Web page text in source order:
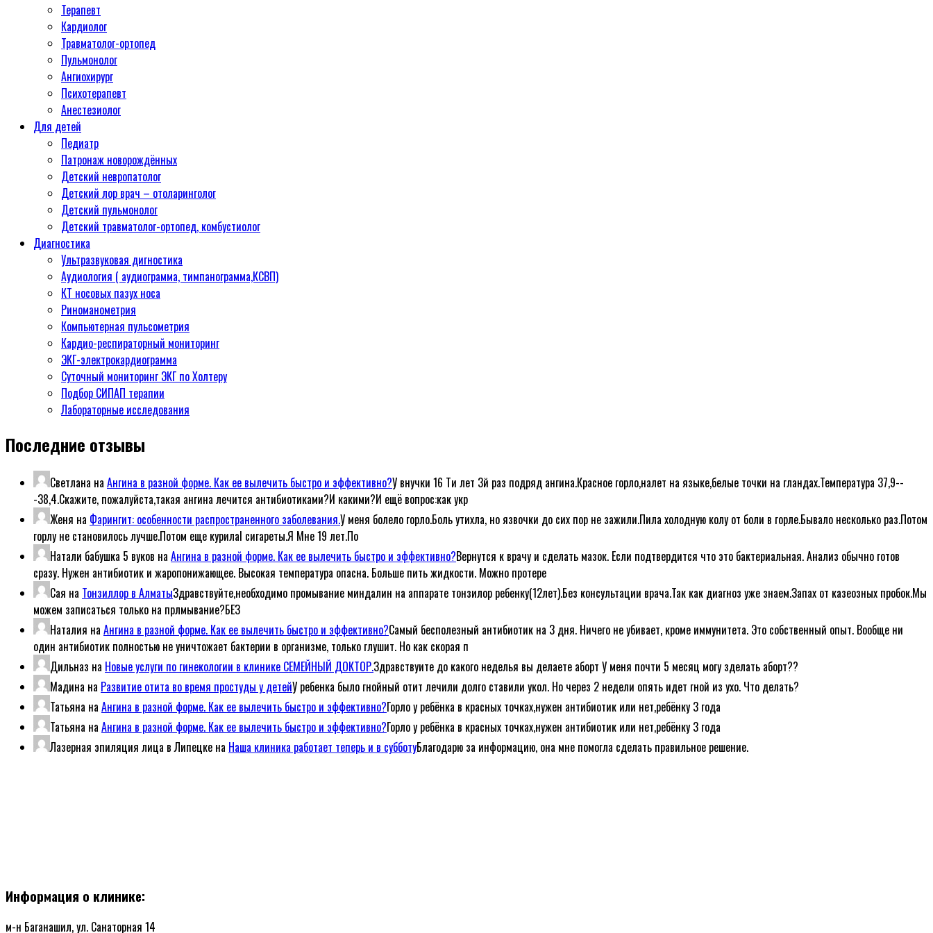
Терапевт
Кардиолог
Травматолог-ортопед
Пульмонолог
Ангиохирург
Психотерапевт
Aнестезиолог
Для детей
Педиатр
Патронаж новорождённых
Детский невропатолог
Детский лор врач – отоларинголог
Детский пульмонолог
Детский травматолог-ортопед, комбустиолог
Диагностика
Ультразвуковая дигностика
Аудиология ( аудиограмма, тимпанограмма,КСВП)
КТ носовых пазух носа
Риноманометрия
Компьютерная пульсометрия
Кардио-респираторный мониторинг
ЭКГ-электрокардиограмма
Суточный мониторинг ЭКГ по Холтеру
Подбор СИПАП терапии
Лабораторные исследования
Последние отзывы
Светлана на Ангина в разной форме. Как ее вылечить быстро и эффективно?У внучки 16 Ти лет 3й раз подряд ангина.Красное горло,налет на языке,белые точки на гландах.Температура 37,9--
-38,4.Скажите, пожалуйста,такая ангина лечится антибиотиками?И какими?И ещё вопрос:как укр
Женя на Фарингит: особенности распространенного заболевания.У меня болело горло.Боль утихла, но язвочки до сих пор не зажили.Пила холодную колу от боли в горле.Бывало несколько раз.Потом
горлу не становилось лучше.Потом еще курилаl сигареты.Я Мне 19 лет.По
Натали бабушка 5 вуков на Ангина в разной форме. Как ее вылечить быстро и эффективно?Вернутся к врачу и сделать мазок. Если подтвердится что это бактериальная. Анализ обычно готов
сразу. Нужен антибиотик и жаропонижающее. Высокая температура опасна. Больше пить жидкости. Можно протере
Сая на Тонзиллор в АлматыЗдравствуйте,необходимо промывание миндалин на аппарате тонзилор ребенку(12лет).Без консультации врача.Так как диагноз уже знаем.Запах от казеозных пробок.Мы
можем записаться только на прлмывание?БЕЗ
Наталия на Ангина в разной форме. Как ее вылечить быстро и эффективно?Самый бесполезный антибиотик на 3 дня. Ничего не убивает, кроме иммунитета. Это собственный опыт. Вообще ни
один антибиотик полностью не уничтожает бактерии в организме, только глушит. Но как скорая п
Дильназ на Новые услуги по гинекологии в клинике СЕМЕЙНЫЙ ДОКТОР.Здравствуите до какого неделья вы делаете аборт У меня почти 5 месяц могу зделать аборт??
Мадина на Развитие отита во время простуды у детейУ ребенка было гнойный отит лечили долго ставили укол. Но через 2 недели опять идет гной из ухо. Что делать?
Татьяна на Ангина в разной форме. Как ее вылечить быстро и эффективно?Горло у ребёнка в красных точках,нужен антибиотик или нет,ребёнку 3 года
Татьяна на Ангина в разной форме. Как ее вылечить быстро и эффективно?Горло у ребёнка в красных точках,нужен антибиотик или нет,ребёнку 3 года
Лазерная эпиляция лица в Липецке на Наша клиника работает теперь и в субботуБлагодарю за информацию, она мне помогла сделать правильное решение.
Информация о клинике:
м-н Баганашил, ул. Санаторная 14